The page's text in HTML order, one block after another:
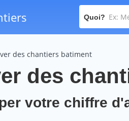
Quoi?
des chantiers batiment
des
votre chiffre